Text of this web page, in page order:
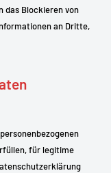
das Blockieren von
an Dritte,
für legitime